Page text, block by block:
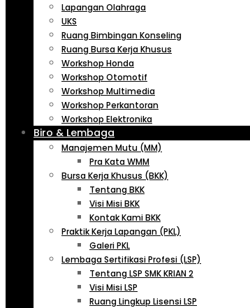
Lapangan Olahraga
UKS
Ruang Bimbingan Konseling
Ruang Bursa Kerja Khusus
Workshop Honda
Workshop Otomotif
Workshop Multimedia
Workshop Perkantoran
Workshop Elektronika
Biro & Lembaga
Manajemen Mutu (MM)
Pra Kata WMM
Bursa Kerja Khusus (BKK)
Tentang BKK
Visi Misi BKK
Kontak Kami BKK
Praktik Kerja Lapangan (PKL)
Galeri PKL
Lembaga Sertifikasi Profesi (LSP)
Tentang LSP SMK KRIAN 2
Visi Misi LSP
Ruang Lingkup Lisensi LSP